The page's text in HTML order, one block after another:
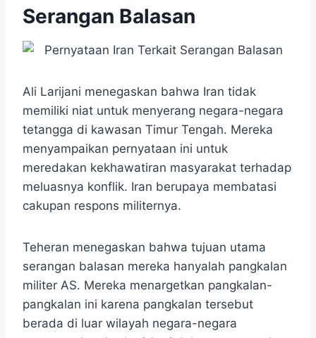
Serangan Balasan
Ali Larijani menegaskan bahwa Iran tidak
memiliki niat untuk menyerang negara-negara
tetangga di kawasan Timur Tengah. Mereka
menyampaikan pernyataan ini untuk
meredakan kekhawatiran masyarakat terhadap
meluasnya konflik. Iran berupaya membatasi
cakupan respons militernya.
Teheran menegaskan bahwa tujuan utama
serangan balasan mereka hanyalah pangkalan
militer AS. Mereka menargetkan pangkalan-
pangkalan ini karena pangkalan tersebut
berada di luar wilayah negara-negara